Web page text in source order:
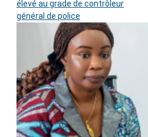
élevé au grade de contrôleur
général de police